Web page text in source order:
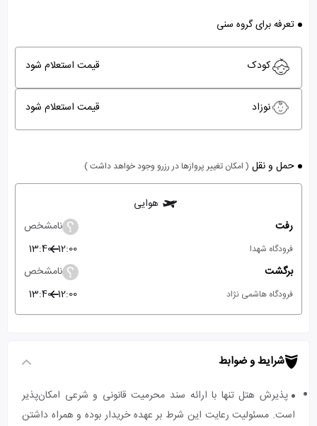
تعرفه برای گروه سنی
کودک قیمت استعلام شود
نوزاد قیمت استعلام شود
حمل و نقل ( امکان تغییر پروازها در رزرو وجود خواهد داشت )
هوایی
رفت
نامشخص
فرودگاه شهدا 12:00
13:40
برگشت
نامشخص
فرودگاه هاشمی نژاد 12:00
13:40
شرایط و ضوابط
پذیرش هتل تنها با ارائه سند محرمیت قانونی و شرعی امکان‌پذیر
است. مسئولیت رعایت این شرط بر عهده خریدار بوده و همراه داشتن